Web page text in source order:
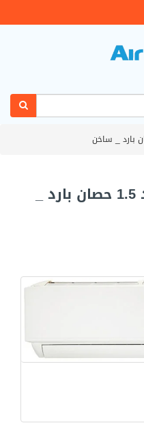
تكييف شارب استاندرد 1.5 حصان بارد _